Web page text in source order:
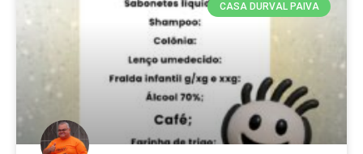
CASA DURVAL PAIVA